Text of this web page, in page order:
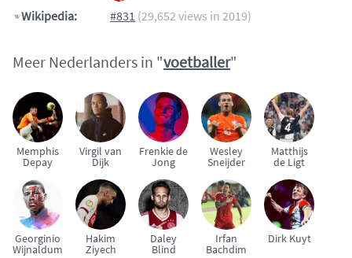
Wikipedia:
#831 (29,652 views in 2019)
Meer Nederlanders in "voetballer"
Memphis
Depay
Virgil van
Dijk
Frenkie de
Jong
Wesley
Sneijder
Matthijs
de Ligt
Georginio
Wijnaldum
Hakim
Ziyech
Daley
Blind
Irfan
Bachdim
Dirk Kuyt